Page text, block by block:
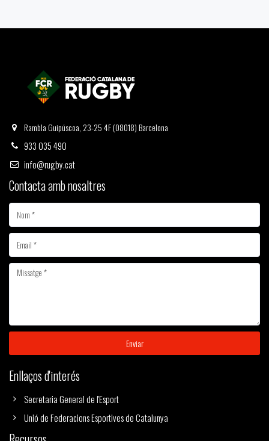
Rambla Guipúscoa, 23-25 4F (08018) Barcelona
933 035 490
info@rugby.cat
Contacta amb nosaltres
Enviar
Enllaços d'interés
Secretaria General de l'Esport
Unió de Federacions Esportives de Catalunya